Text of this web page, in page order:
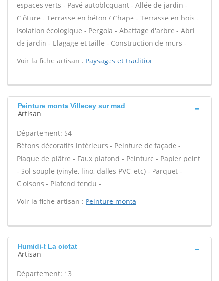
espaces verts - Pavé autobloquant - Allée de jardin -
Clôture - Terrasse en béton / Chape - Terrasse en bois -
Isolation écologique - Pergola - Abattage d'arbre - Abri
de jardin - Élagage et taille - Construction de murs -
Voir la fiche artisan : Paysages et tradition
Peinture monta Villecey sur mad
Artisan
Département: 54
Bétons décoratifs intérieurs - Peinture de façade -
Plaque de plâtre - Faux plafond - Peinture - Papier peint
- Sol souple (vinyle, lino, dalles PVC, etc) - Parquet -
Cloisons - Plafond tendu -
Voir la fiche artisan : Peinture monta
Humidi-t La ciotat
Artisan
Département: 13